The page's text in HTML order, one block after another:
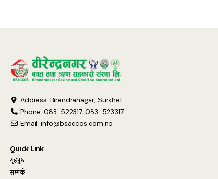
Address: Birendranagar, Surkhet
Phone: 083-522317, 083-523317
Email: info@bsaccos.com.np
Quick Link
गृहपृष्ठ
सम्पर्क